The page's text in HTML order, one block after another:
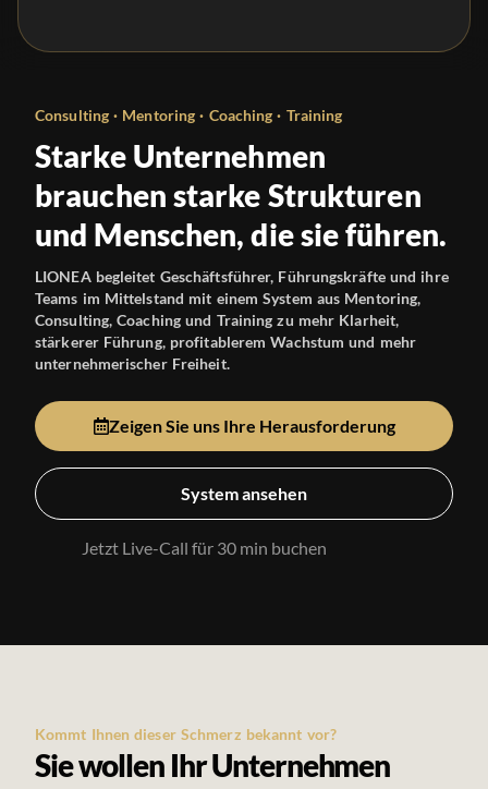
Consulting · Mentoring · Coaching · Training
Starke Unternehmen
brauchen starke Strukturen
und Menschen, die sie führen.
LIONEA begleitet Geschäftsführer, Führungskräfte und ihre
Teams im Mittelstand mit einem System aus Mentoring,
Consulting, Coaching und Training zu mehr Klarheit,
stärkerer Führung, profitablerem Wachstum und mehr
unternehmerischer Freiheit.
Zeigen Sie uns Ihre Herausforderung
System ansehen
Jetzt Live-Call für 30 min buchen
Kommt Ihnen dieser Schmerz bekannt vor?
Sie wollen Ihr Unternehmen